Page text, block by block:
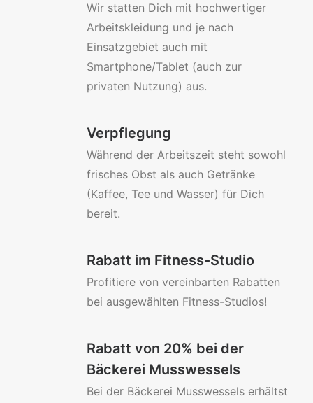
Wir statten Dich mit hochwertiger
Arbeitskleidung und je nach
Einsatzgebiet auch mit
Smartphone/Tablet (auch zur
privaten Nutzung) aus.
Verpflegung
Während der Arbeitszeit steht sowohl
frisches Obst als auch Getränke
(Kaffee, Tee und Wasser) für Dich
bereit.
Rabatt im Fitness-Studio
Profitiere von vereinbarten Rabatten
bei ausgewählten Fitness-Studios!
Rabatt von 20% bei der
Bäckerei Musswessels
Bei der Bäckerei Musswessels erhältst